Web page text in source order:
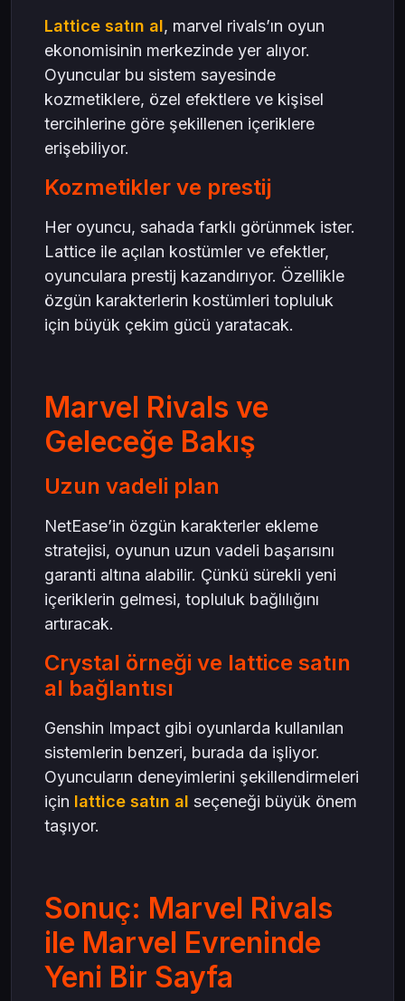
Lattice satın al, marvel rivals’ın oyun
ekonomisinin merkezinde yer alıyor.
Oyuncular bu sistem sayesinde
kozmetiklere, özel efektlere ve kişisel
tercihlerine göre şekillenen içeriklere
erişebiliyor.
Kozmetikler ve prestij
Her oyuncu, sahada farklı görünmek ister.
Lattice ile açılan kostümler ve efektler,
oyunculara prestij kazandırıyor. Özellikle
özgün karakterlerin kostümleri topluluk
için büyük çekim gücü yaratacak.
Marvel Rivals ve
Geleceğe Bakış
Uzun vadeli plan
NetEase’in özgün karakterler ekleme
stratejisi, oyunun uzun vadeli başarısını
garanti altına alabilir. Çünkü sürekli yeni
içeriklerin gelmesi, topluluk bağlılığını
artıracak.
Crystal örneği ve lattice satın
al bağlantısı
Genshin Impact gibi oyunlarda kullanılan
sistemlerin benzeri, burada da işliyor.
Oyuncuların deneyimlerini şekillendirmeleri
için lattice satın al seçeneği büyük önem
taşıyor.
Sonuç: Marvel Rivals
ile Marvel Evreninde
Yeni Bir Sayfa